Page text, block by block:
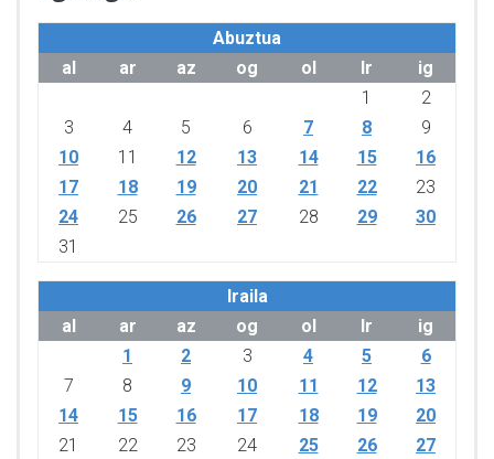
Abuztua
al
ar az og ol lr
ig
1
2
3
4 5 6 7 8
9
10
11 12 13 14 15
16
17
18 19 20 21 22
23
24
25 26 27 28 29
30
31
Iraila
al
ar az og ol lr
ig
1
2 3 4 5
6
7
8 9 10 11 12
13
14
15 16 17 18 19
20
21
22 23 24 25 26
27